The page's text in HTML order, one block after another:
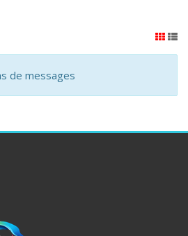
de messages